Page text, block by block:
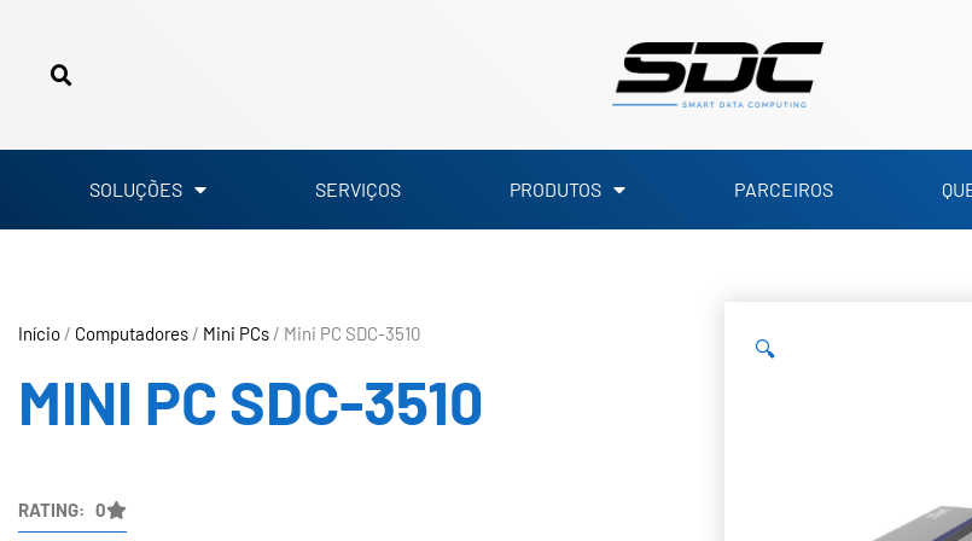
SOLUÇÕES SERVIÇOS PRODUTOS PARCEIROS
Início / Computadores / Mini PCs / Mini PC SDC-3510
MINI PC SDC-3510
RATING: 0
🔍